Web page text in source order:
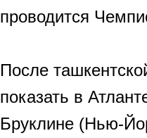
проводится
После
показать в
Бруклине (Нью-